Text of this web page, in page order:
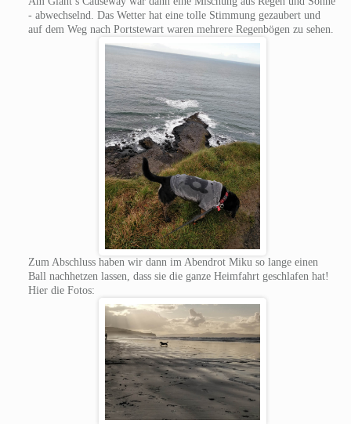
- abwechselnd. Das Wetter hat eine tolle Stimmung gezaubert und
auf dem Weg nach Portstewart waren mehrere Regenbögen zu sehen.
Zum Abschluss haben wir dann im Abendrot Miku so lange einen
Ball nachhetzen lassen, dass sie die ganze Heimfahrt geschlafen hat!
Hier die Fotos: